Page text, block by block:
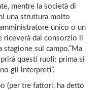
mentre la società di
una struttura molto
unico o un
riceverà dal consorzio il
sul campo.”Ma
questi ruoli: prima si
gli interpreti”.
(per tre fattori, ha detto